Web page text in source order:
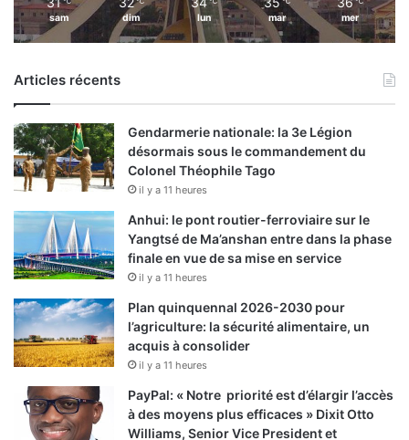
sam dim lun mar mer
Articles récents
Gendarmerie nationale: la 3e Légion
désormais sous le commandement du
Colonel Théophile Tago
il y a 11 heures
Anhui: le pont routier-ferroviaire sur le
Yangtsé de Ma’anshan entre dans la phase
finale en vue de sa mise en service
il y a 11 heures
Plan quinquennal 2026-2030 pour
l’agriculture: la sécurité alimentaire, un
acquis à consolider
il y a 11 heures
PayPal: « Notre priorité est d’élargir l’accès
à des moyens plus efficaces » Dixit Otto
Williams, Senior Vice President et